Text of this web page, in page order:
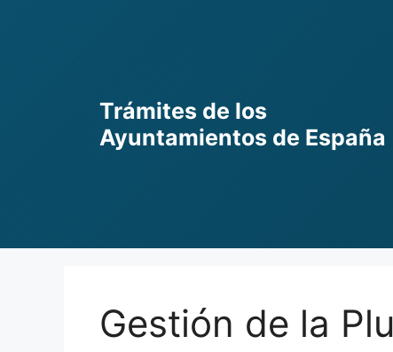
Trámites de los
Ayuntamientos de España
Gestión de la